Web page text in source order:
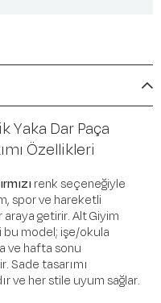
Yaka Dar Paça
Özellikleri
renk seçeneğiyle
spor ve hareketli
getirir. Alt Giyim
model; işe/okula
ve hafta sonu
Sade tasarımı
ve her stile uyum sağlar.